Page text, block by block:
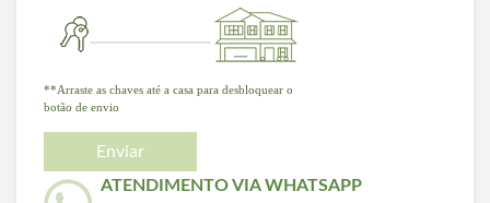
**Arraste as chaves até a casa para desbloquear o
botão de envio
Enviar
ATENDIMENTO VIA WHATSAPP